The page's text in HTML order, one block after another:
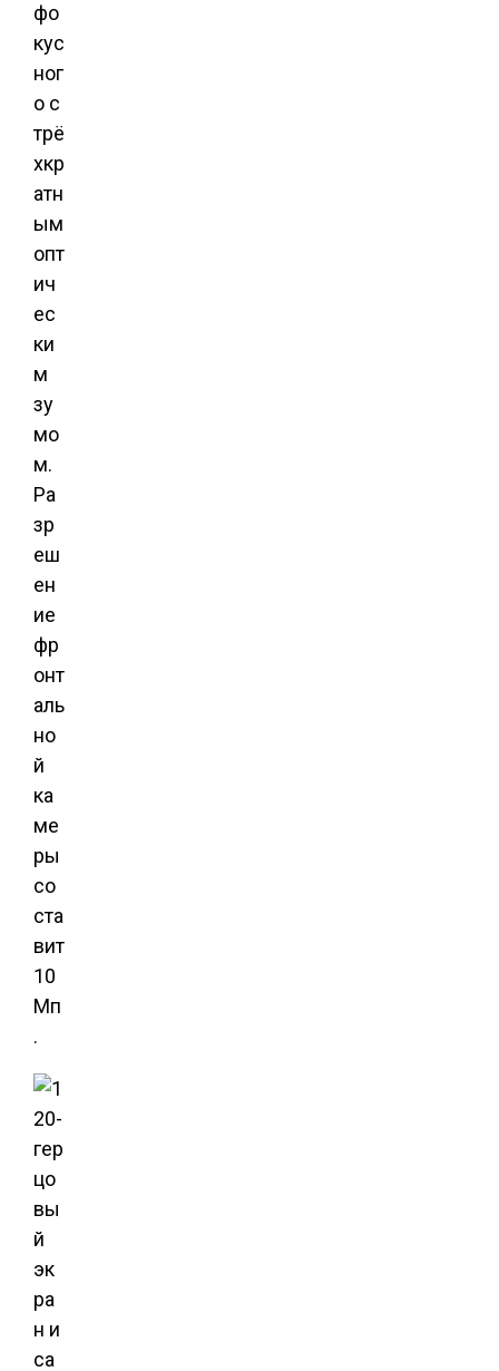
фо
кус
ног
о с
трё
хкр
атн
ым
опт
ич
ес
ки
м
зу
мо
м.
Ра
зр
еш
ен
ие
фр
онт
аль
но
й
ка
ме
ры
со
ста
вит
10
Мп
.